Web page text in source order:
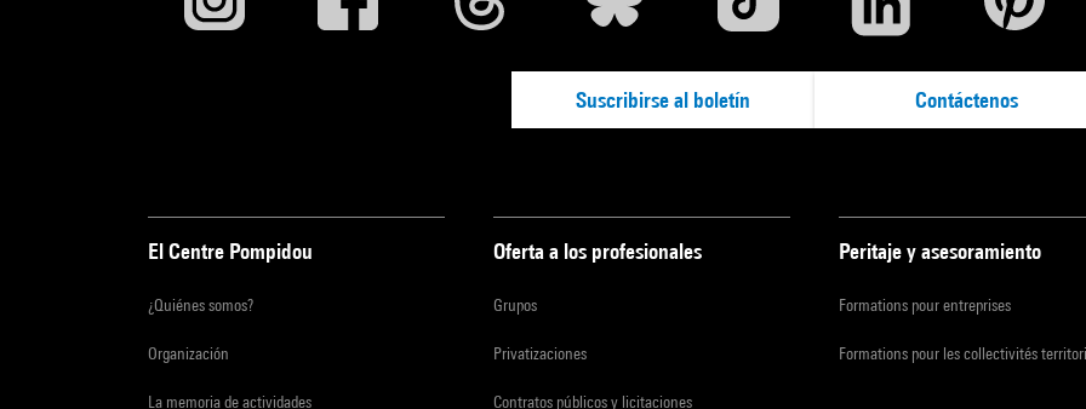
Suscribirse al boletín Contáctenos
El Centre Pompidou
¿Quiénes somos?
Organización
La memoria de actividades
Oferta a los profesionales
Grupos
Privatizaciones
Contratos públicos y licitaciones
Peritaje y asesoramiento
Formations pour entreprises
Formations pour les collectivités